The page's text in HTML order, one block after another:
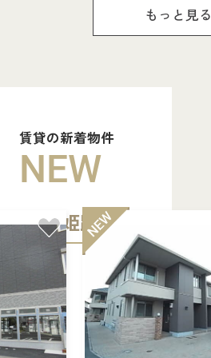
もっと見る
賃貸の新着物件
NEW
姫路中央店